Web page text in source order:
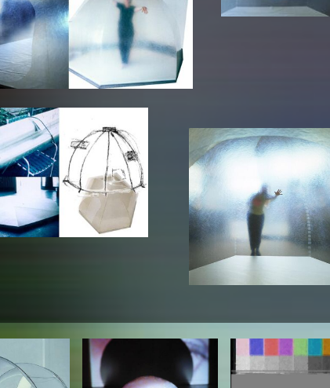
LECTURE Reihe
Lab Jahrbuch
off topic
Recommendations
New aquisitions
Publications teaching staff
Open Access
AStA / StuPa
AGG-Beschwerdestelle